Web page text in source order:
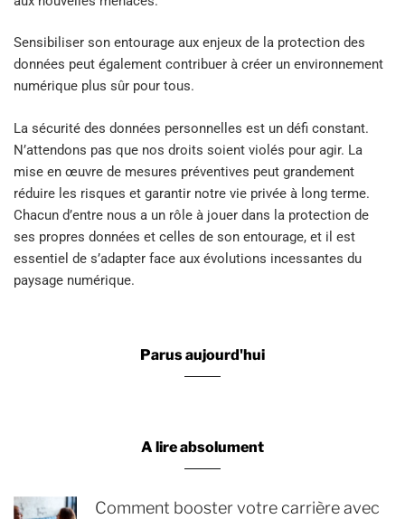
Sensibiliser son entourage aux enjeux de la protection des
données peut également contribuer à créer un environnement
numérique plus sûr pour tous.
La sécurité des données personnelles est un défi constant.
N’attendons pas que nos droits soient violés pour agir. La
mise en œuvre de mesures préventives peut grandement
réduire les risques et garantir notre vie privée à long terme.
Chacun d’entre nous a un rôle à jouer dans la protection de
ses propres données et celles de son entourage, et il est
essentiel de s’adapter face aux évolutions incessantes du
paysage numérique.
Parus aujourd'hui
A lire absolument
Comment booster votre carrière avec